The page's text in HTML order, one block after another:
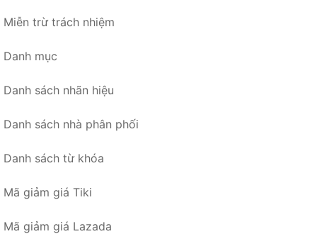
Miễn trừ trách nhiệm
Danh mục
Danh sách nhãn hiệu
Danh sách nhà phân phối
Danh sách từ khóa
Mã giảm giá Tiki
Mã giảm giá Lazada